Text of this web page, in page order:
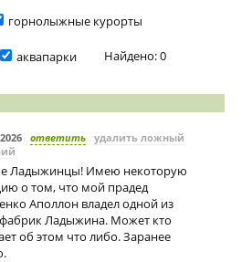
горнолыжные курорты
аквапарки Найдено: 0
ответить удалить ложный
Ладыжинцы! Имею некоторую
о том, что мой прадед
Аполлон владел одной из
Ладыжина. Может кто
об этом что либо. Заранее